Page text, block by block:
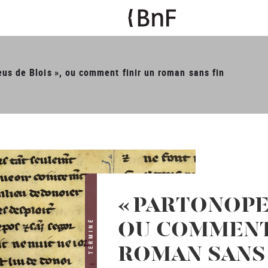
de Blois », ou comment finir un roman sans fin
TERMINÉ
«
OU
ROMAN